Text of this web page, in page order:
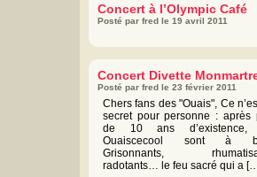
Concert à l’Olympic Café
Posté par fred le 19 avril 2011
Concert Divette
Posté par fred le 23 février 2011
Chers fans des "Ouais", Ce
secret pour personne : après
de 10 ans d’existence,
Ouaiscecool sont à
Grisonnants,
radotants… le feu sacré qui a